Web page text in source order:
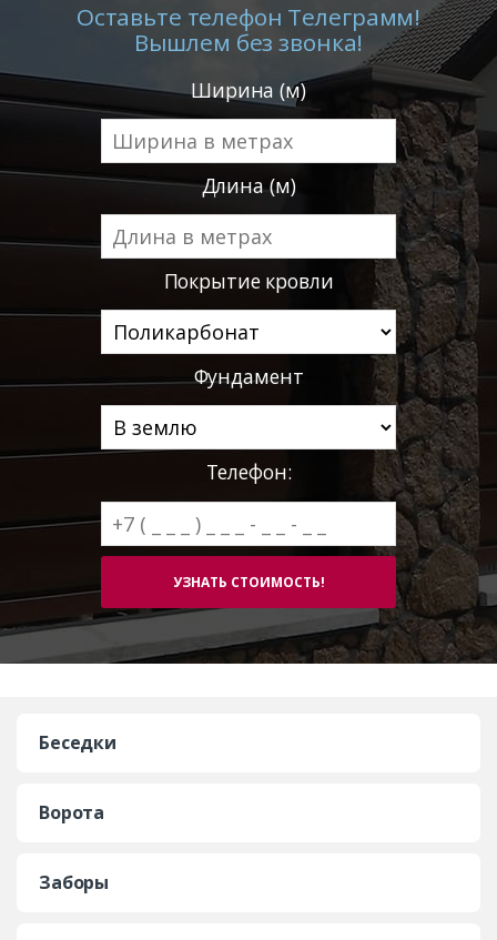
Оставьте телефон Телеграмм!
Вышлем без звонка!
Ширина (м)
Длина (м)
Покрытие кровли
Фундамент
Телефон:
Беседки
Ворота
Заборы